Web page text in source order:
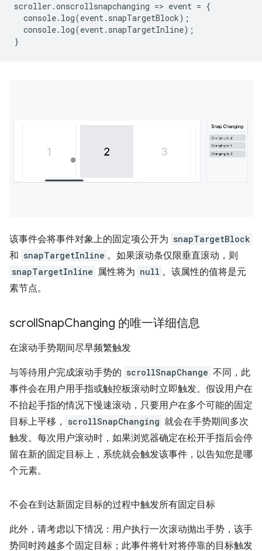
scroller .onscrollsnapchanging => event = {
console. log(event. snapTargetBlock);
console. log(event. snapTargetInline);
}
该事件会将事件对象上的固定项公开为 snapTargetBlock
和 snapTargetInline 。如果滚动条仅限垂直滚动，则
snapTargetInline 属性将为 null 。该属性的值将是元
素节点。
scrollSnapChanging 的唯一详细信息
在滚动手势期间尽早频繁触发
与等待用户完成滚动手势的 scrollSnapChange 不同，此
事件会在用户用手指或触控板滚动时立即触发。假设用户在
不抬起手指的情况下慢速滚动，只要用户在多个可能的固定
目标上平移，
scrollSnapChanging 就会在手势期间多次
触发。每次用户滚动时，如果浏览器确定在松开手指后会停
留在新的固定目标上，系统就会触发该事件，以告知您是哪
个元素。
不会在到达新固定目标的过程中触发所有固定目标
此外，请考虑以下情况：用户执行一次滚动抛出手势，该手
势同时跨越多个固定目标；此事件将针对将停靠的目标触发